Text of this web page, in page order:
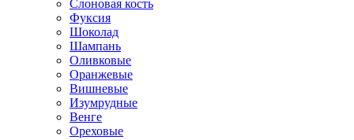
Слоновая кость
Фуксия
Шоколад
Шампань
Оливковые
Оранжевые
Вишневые
Изумрудные
Венге
Ореховые